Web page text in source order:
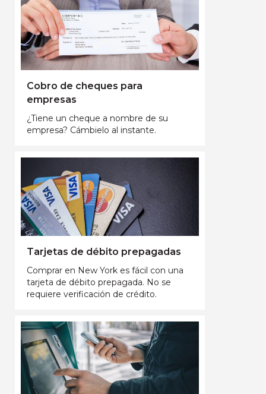
Cobro de cheques para
empresas
¿Tiene un cheque a nombre de su
empresa? Cámbielo al instante.
Tarjetas de débito prepagadas
Comprar en New York es fácil con una
tarjeta de débito prepagada. No se
requiere verificación de crédito.